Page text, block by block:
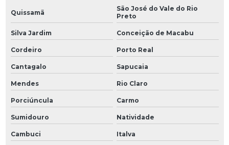
Quissamã
São José do Vale do Rio
Preto
Silva Jardim Conceição de Macabu
Cordeiro Porto Real
Cantagalo Sapucaia
Mendes Rio Claro
Porciúncula Carmo
Sumidouro Natividade
Cambuci Italva